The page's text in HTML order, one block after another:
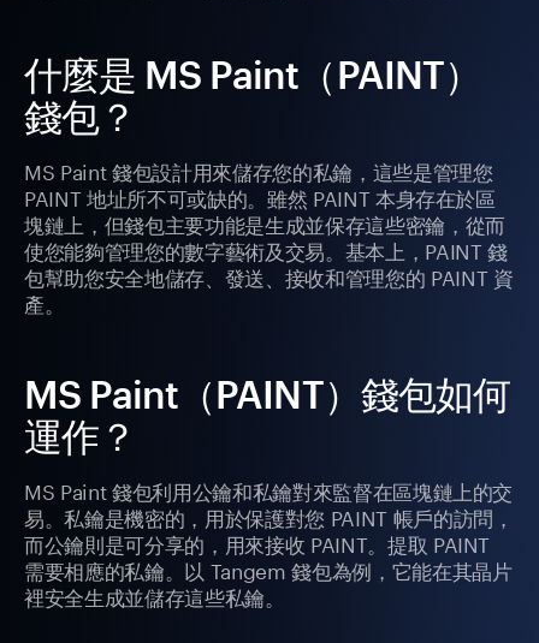
什麼是 MS Paint（PAINT）
錢包？
MS Paint 錢包設計用來儲存您的私鑰，這些是管理您
PAINT 地址所不可或缺的。雖然 PAINT 本身存在於區
塊鏈上，但錢包主要功能是生成並保存這些密鑰，從而
使您能夠管理您的數字藝術及交易。基本上，PAINT 錢
包幫助您安全地儲存、發送、接收和管理您的 PAINT 資
產。
MS Paint（PAINT）錢包如何
運作？
MS Paint 錢包利用公鑰和私鑰對來監督在區塊鏈上的交
易。私鑰是機密的，用於保護對您 PAINT 帳戶的訪問，
而公鑰則是可分享的，用來接收 PAINT。提取 PAINT
需要相應的私鑰。以 Tangem 錢包為例，它能在其晶片
裡安全生成並儲存這些私鑰。